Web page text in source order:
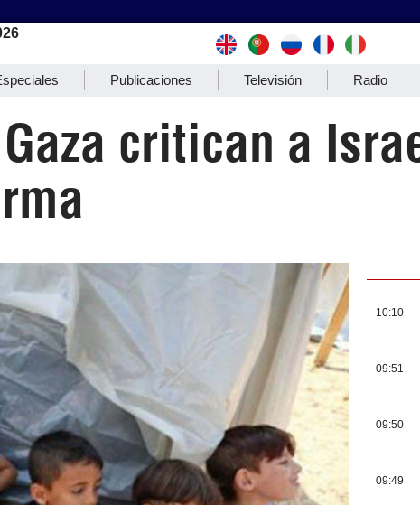
Publicaciones Televisión Radio
critican a
10:10
09:51
09:50
09:49